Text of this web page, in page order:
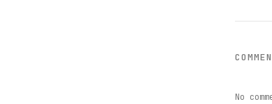
No